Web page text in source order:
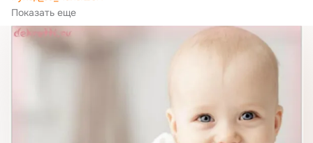
Шелушение
кожи у новорожденных — частая проблема, с которой
молодые мамочки
Показать еще